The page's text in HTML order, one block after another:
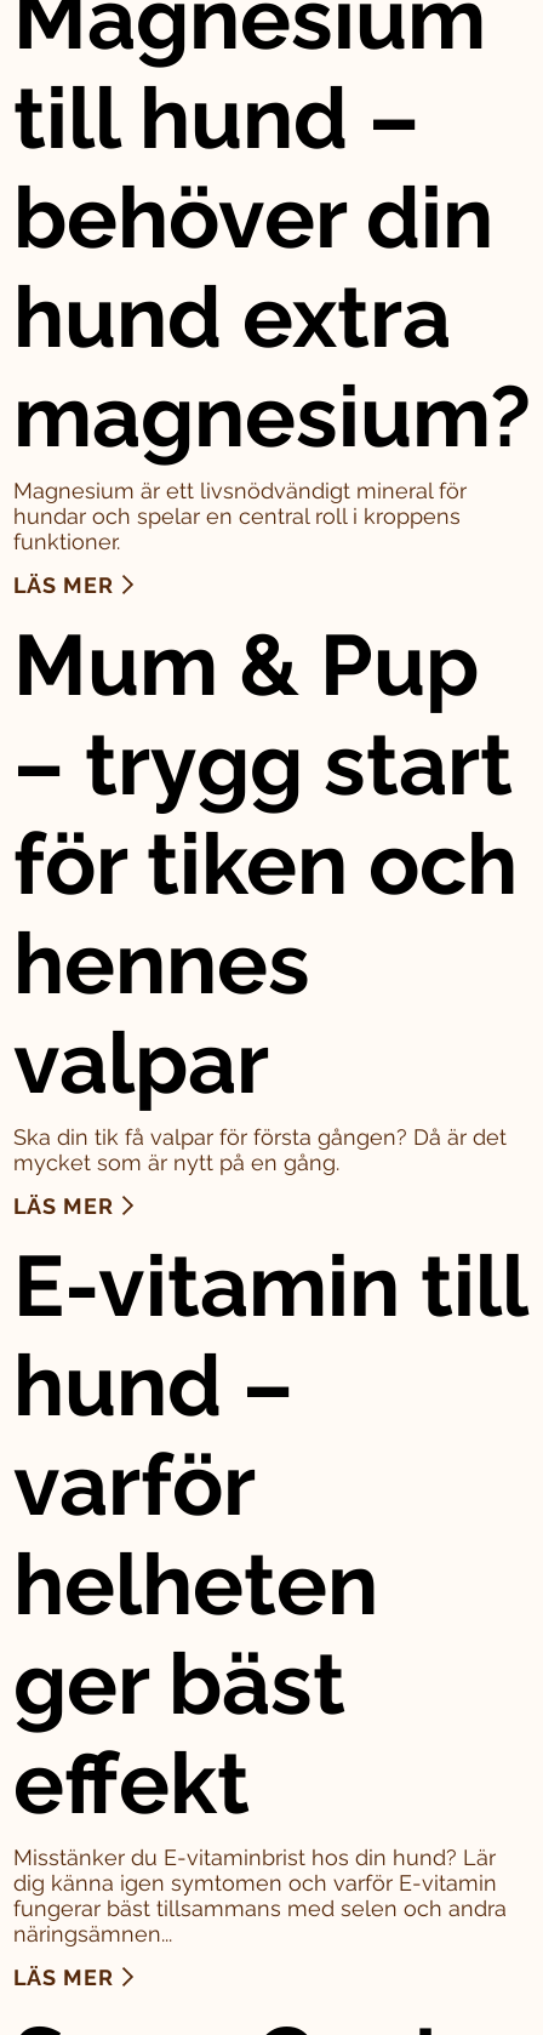
till hund –
behöver din
hund extra
magnesium?
Magnesium är ett livsnödvändigt mineral för
hundar och spelar en central roll i kroppens
funktioner.
LÄS MER
Mum & Pup
– trygg start
för tiken och
hennes
valpar
Ska din tik få valpar för första gången? Då är det
mycket som är nytt på en gång.
LÄS MER
E-vitamin till
hund –
varför
helheten
ger bäst
effekt
Misstänker du E-vitaminbrist hos din hund? Lär
dig känna igen symtomen och varför E-vitamin
fungerar bäst tillsammans med selen och andra
näringsämnen...
LÄS MER